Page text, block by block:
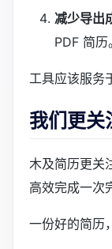
减少导出
PDF 简历。
工具应该服务
我们更关
木及简历更关
高效完成一次
一份好的简历